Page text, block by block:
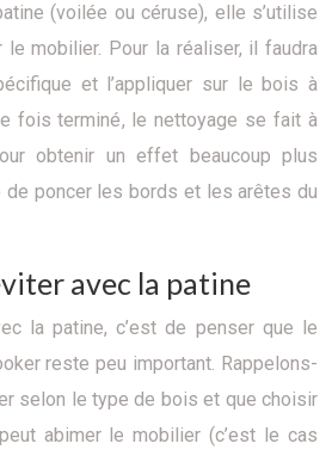
(voilée ou céruse), elle s’utilise
le mobilier. Pour la réaliser, il faudra
et l’appliquer sur le bois à
fois terminé, le nettoyage se fait à
obtenir un effet beaucoup plus
poncer les bords et les arêtes du
avec la patine
la patine, c’est de penser que le
reste peu important. Rappelons-
selon le type de bois et que choisir
abimer le mobilier (c’est le cas